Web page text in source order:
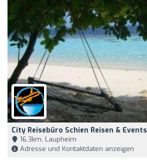
City Reisebüro Schien Reisen & Events
16,3km, Laupheim
Adresse und Kontaktdaten anzeigen